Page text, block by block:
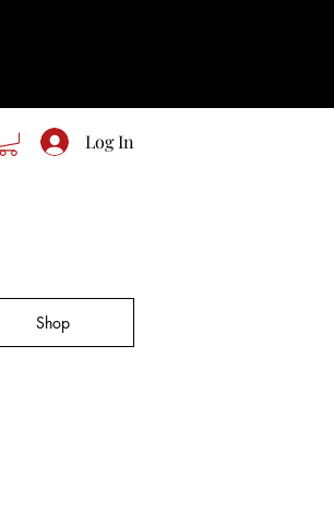
Log In
Shop